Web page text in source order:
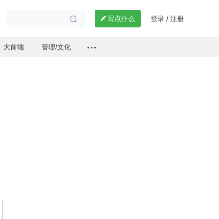
  写点什么 登录 / 注册
大前端 管理/文化